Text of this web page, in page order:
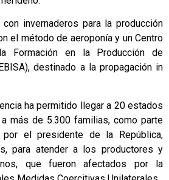
invernaderos para la producción
el método de aeroponía y un Centro
Formación en la Producción de
destinado a la propagación in
ha permitido llegar a 20 estados
más de 5.300 familias, como parte
el presidente de la República,
para atender a los productores y
que fueron afectados por la